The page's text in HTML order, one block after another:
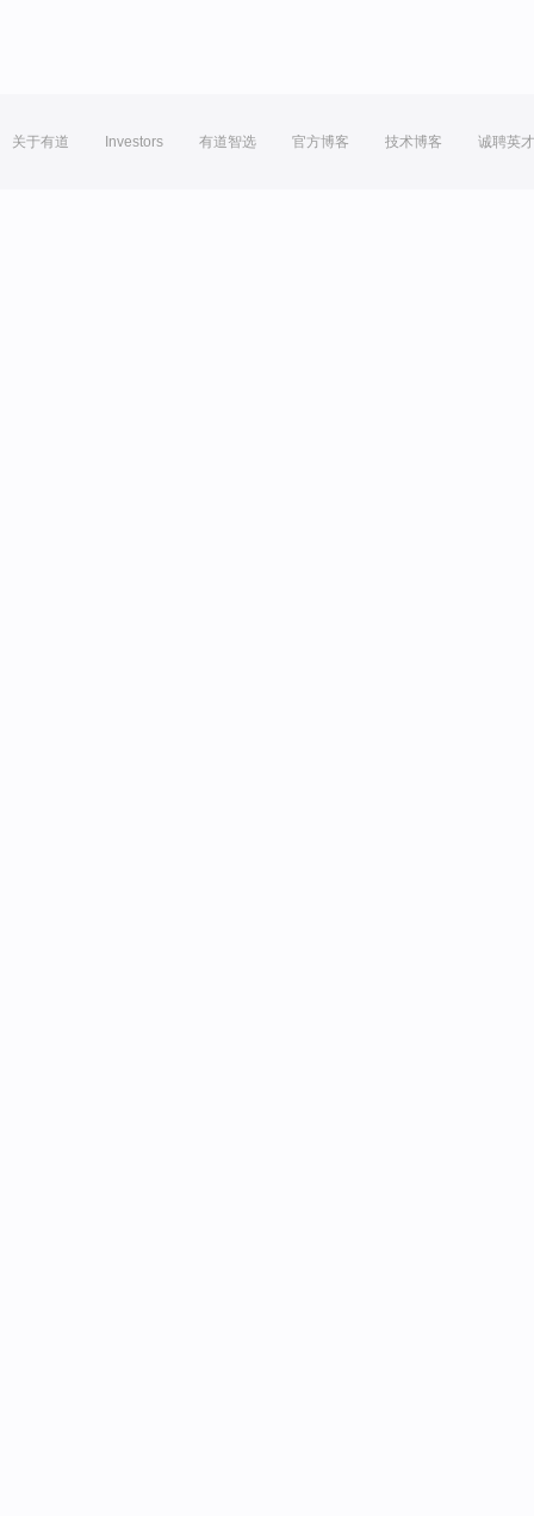
关于有道 Investors 有道智选 官方博客 技术博客 诚聘英才